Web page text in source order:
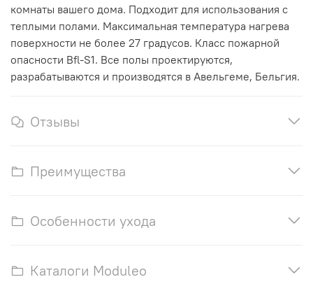
комнаты вашего дома. Подходит для использования с
теплыми полами. Максимальная температура нагрева
поверхности не более 27 градусов. Класс пожарной
опасности Bfl-S1. Все полы проектируются,
разрабатываются и производятся в Авельгеме, Бельгия.
Отзывы
Преимущества
Особенности ухода
Каталоги Moduleo